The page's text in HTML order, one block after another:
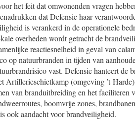
het feit dat omwonenden vragen
dat Defensie haar
is verankerd in de operationele
overheden wordt getracht de
reactiesnelheid in geval van
op natuurbranden in tijden van
vast. Defensie hanteert de
Artillerieschietkamp (omgeving ’t
van branduitbreiding en het faciliteren
boomvrije zones,
ook aandacht voor brandveiligheid.